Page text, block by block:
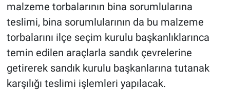
malzeme torbalarının bina sorumlularına
teslimi, bina sorumlularının da bu malzeme
torbalarını ilçe seçim kurulu başkanlıklarınca
temin edilen araçlarla sandık çevrelerine
getirerek sandık kurulu başkanlarına tutanak
karşılığı teslimi işlemleri yapılacak.